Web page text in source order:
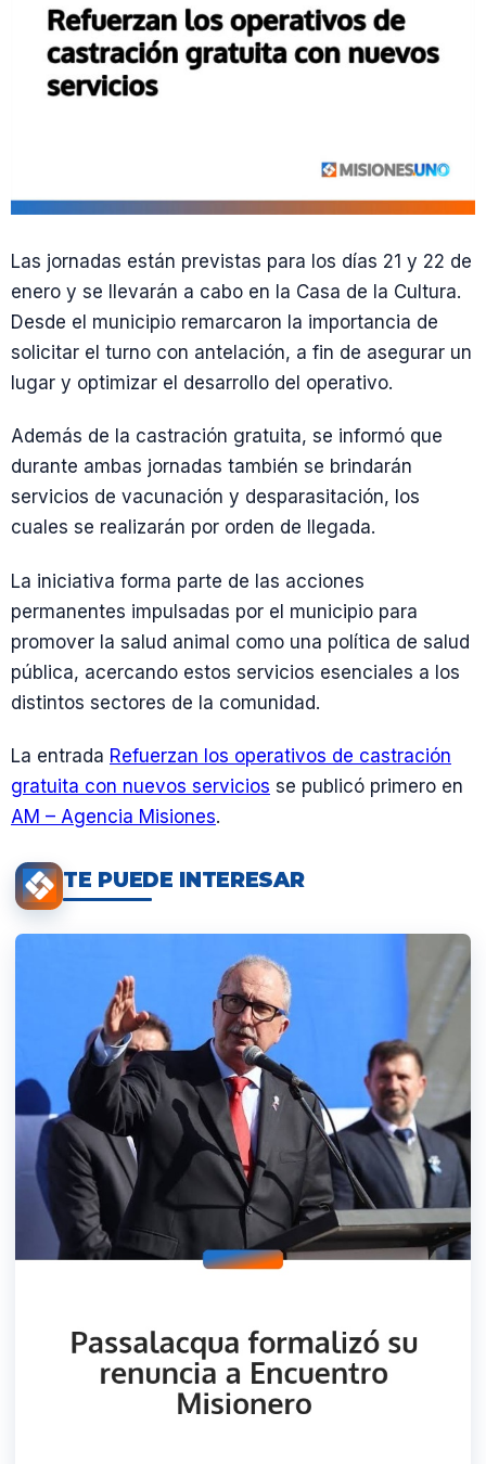
Las jornadas están previstas para los días 21 y 22 de
enero y se llevarán a cabo en la Casa de la Cultura.
Desde el municipio remarcaron la importancia de
solicitar el turno con antelación, a fin de asegurar un
lugar y optimizar el desarrollo del operativo.
Además de la castración gratuita, se informó que
durante ambas jornadas también se brindarán
servicios de vacunación y desparasitación, los
cuales se realizarán por orden de llegada.
La iniciativa forma parte de las acciones
permanentes impulsadas por el municipio para
promover la salud animal como una política de salud
pública, acercando estos servicios esenciales a los
distintos sectores de la comunidad.
La entrada Refuerzan los operativos de castración
gratuita con nuevos servicios se publicó primero en
AM – Agencia Misiones.
TE PUEDE INTERESAR